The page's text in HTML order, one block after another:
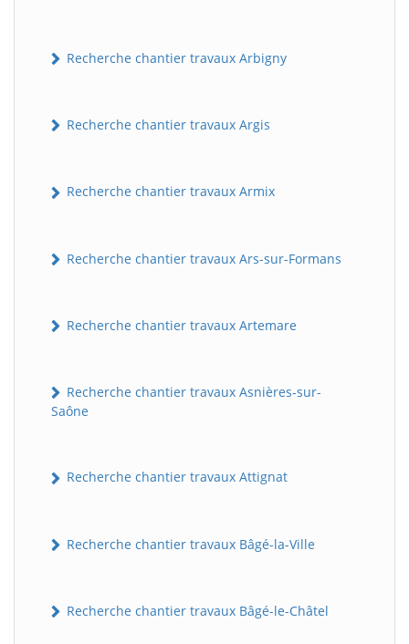
Recherche chantier travaux Arbigny
Recherche chantier travaux Argis
Recherche chantier travaux Armix
Recherche chantier travaux Ars-sur-Formans
Recherche chantier travaux Artemare
Recherche chantier travaux Asnières-sur-
Saône
Recherche chantier travaux Attignat
Recherche chantier travaux Bâgé-la-Ville
Recherche chantier travaux Bâgé-le-Châtel